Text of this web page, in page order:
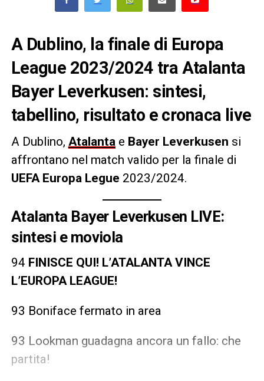
A Dublino, la finale di Europa
League 2023/2024 tra Atalanta
Bayer Leverkusen: sintesi,
tabellino, risultato e cronaca live
A Dublino, Atalanta e Bayer Leverkusen si
affrontano nel match valido per la finale di
UEFA Europa Legue 2023/2024.
Atalanta Bayer Leverkusen LIVE:
sintesi e moviola
94 FINISCE QUI! L’ATALANTA VINCE
L’EUROPA LEAGUE!
93 Boniface fermato in area
93 Lookman guadagna ancora un fallo: che
partita!